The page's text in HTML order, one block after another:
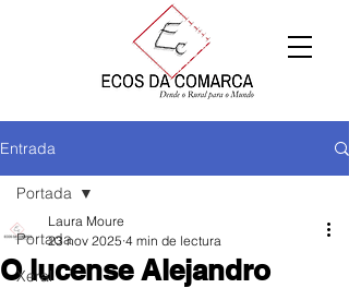
Entrada
Portada
Xeral
Portada
O lucense Alejandro
Laura Moure
23 nov 2025 4 min de lectura